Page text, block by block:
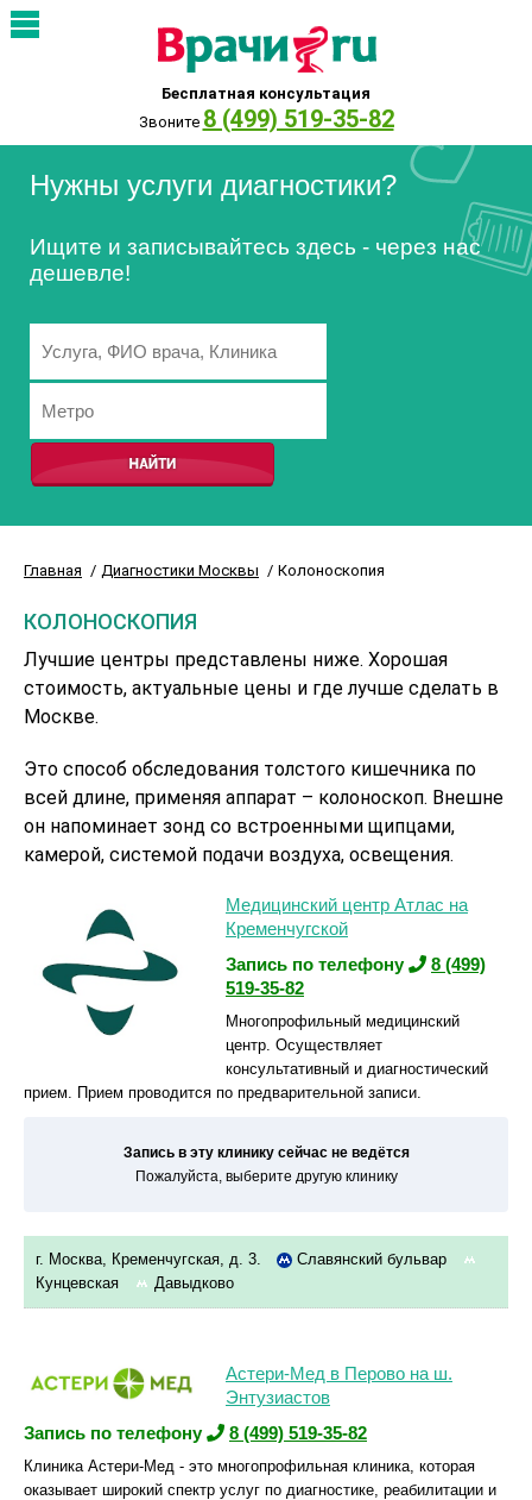
Бесплатная консультация
Звоните 8 (499) 519-35-82
Нужны услуги диагностики?
Ищите и записывайтесь здесь - через нас
дешевле!
Главная Диагностики Москвы Колоноскопия
КОЛОНОСКОПИЯ
Лучшие центры представлены ниже. Хорошая
стоимость, актуальные цены и где лучше сделать в
Москве.
Это способ обследования толстого кишечника по
всей длине, применяя аппарат – колоноскоп. Внешне
он напоминает зонд со встроенными щипцами,
камерой, системой подачи воздуха, освещения.
Медицинский центр Атлас на
Кременчугской
Запись по телефону
8 (499)
519-35-82
Многопрофильный медицинский
центр. Осуществляет
консультативный и диагностический
прием. Прием проводится по предварительной записи.
Запись в эту клинику сейчас не ведётся
Пожалуйста, выберите другую клинику
г. Москва, Кременчугская, д. 3.
Славянский бульвар
Кунцевская
Давыдково
Астери-Мед в Перово на ш.
Энтузиастов
Запись по телефону
8 (499) 519-35-82
Клиника Астери-Мед - это многопрофильная клиника, которая
оказывает широкий спектр услуг по диагностике, реабилитации и